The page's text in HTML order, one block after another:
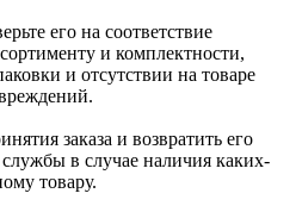
его на соответствие
и комплектности,
и отсутствии на товаре
заказа и возвратить его
в случае наличия каких-
товару.